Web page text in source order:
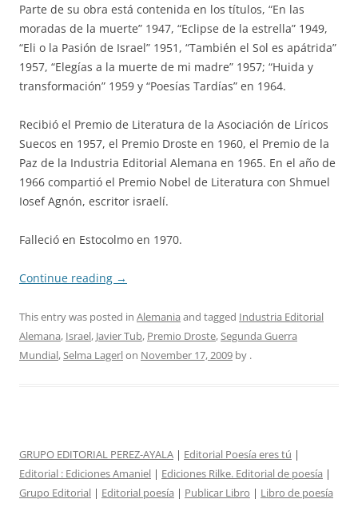
Parte de su obra está contenida en los títulos, “En las
moradas de la muerte” 1947, “Eclipse de la estrella” 1949,
“Eli o la Pasión de Israel” 1951, “También el Sol es apátrida”
1957, “Elegías a la muerte de mi madre” 1957; “Huida y
transformación” 1959 y “Poesías Tardías” en 1964.
Recibió el Premio de Literatura de la Asociación de Líricos
Suecos en 1957, el Premio Droste en 1960, el Premio de la
Paz de la Industria Editorial Alemana en 1965. En el año de
1966 compartió el Premio Nobel de Literatura con Shmuel
Iosef Agnón, escritor israelí.
Falleció en Estocolmo en 1970.
Continue reading →
This entry was posted in Alemania and tagged Industria Editorial
Alemana, Israel, Javier Tub, Premio Droste,Segunda Guerra
Mundial,Selma Lagerlon November 17, 2009 by .
GRUPO EDITORIAL PEREZ-AYALA | Editorial Poesía eres tú |
Editorial : Ediciones Amaniel | Ediciones Rilke. Editorial de poesía |
Grupo Editorial | Editorial poesía | Publicar Libro | Libro de poesía